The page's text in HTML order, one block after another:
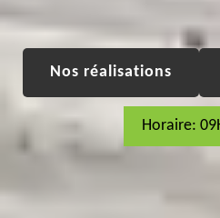
Nos réalisations
Horaire: